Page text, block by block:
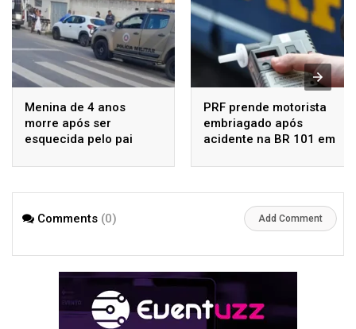
Menina de 4 anos
morre após ser
esquecida pelo pai
Alagoinhas
PRF prende motorista
embriagado após
acidente na BR 101 em
Comments (0) Add Comment